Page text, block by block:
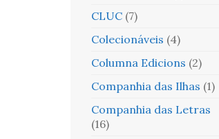
CLUC (7)
Colecionáveis (4)
Columna Edicions (2)
Companhia das Ilhas (1)
Companhia das Letras
(16)